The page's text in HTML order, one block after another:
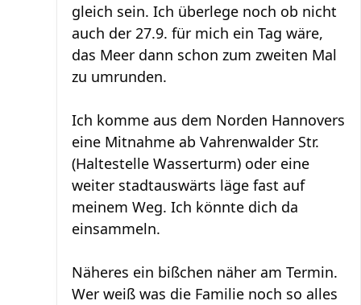
gleich sein. Ich überlege noch ob nicht
auch der 27.9. für mich ein Tag wäre,
das Meer dann schon zum zweiten Mal
zu umrunden.
Ich komme aus dem Norden Hannovers
eine Mitnahme ab Vahrenwalder Str.
(Haltestelle Wasserturm) oder eine
weiter stadtauswärts läge fast auf
meinem Weg. Ich könnte dich da
einsammeln.
Näheres ein bißchen näher am Termin.
Wer weiß was die Familie noch so alles